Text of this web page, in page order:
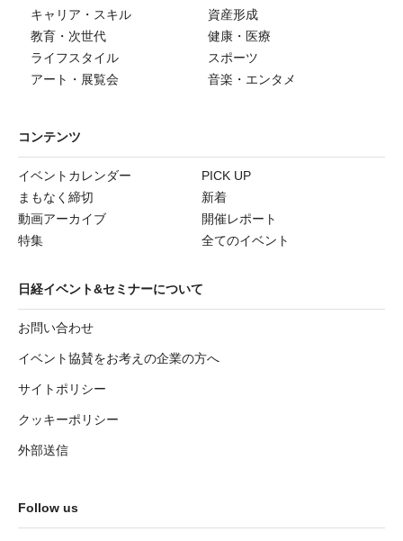
キャリア・スキル
資産形成
教育・次世代
健康・医療
ライフスタイル
スポーツ
アート・展覧会
音楽・エンタメ
コンテンツ
イベントカレンダー
PICK UP
まもなく締切
新着
動画アーカイブ
開催レポート
特集
全てのイベント
日経イベント&セミナーについて
お問い合わせ
イベント協賛をお考えの企業の方へ
サイトポリシー
クッキーポリシー
外部送信
Follow us